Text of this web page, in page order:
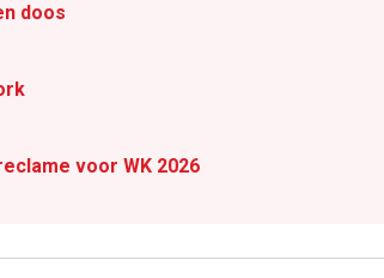
doos
voor WK 2026